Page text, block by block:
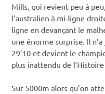
Mills, qui revient peu à
l’australien à mi-ligne
ligne en devançant le
une énorme surprise. Il
29’10 et devient le
plus inattendu de l’Histoire
Sur 5000m alors qu’on